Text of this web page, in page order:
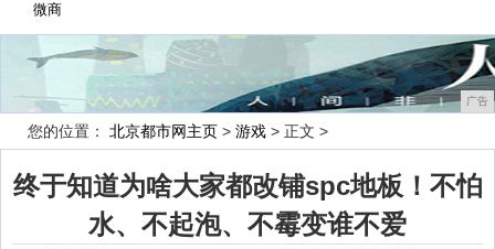
微商
广告
您的位置： 北京都市网主页 > 游戏 > 正文 >
终于知道为啥大家都改铺spc地板！不怕
水、不起泡、不霉变谁不爱